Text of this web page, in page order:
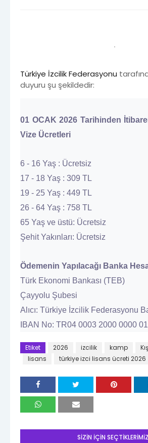
Türkiye İzcilik Federasyonu
duyuru şu şekildedir:
01 OCAK 2026 Tarihinden
Vize Ücretleri
6 - 16 Yaş : Ücretsiz
17 - 18 Yaş : 309 TL
19 - 25 Yaş : 449 TL
26 - 64 Yaş : 758 TL
65 Yaş ve üstü: Ücretsiz
Şehit Yakınları: Ücretsiz
Ödemenin Yapılacağı Banka
Türk Ekonomi Bankası (TEB)
Çayyolu Şubesi
Alıcı: Türkiye İzcilik Federasyonu
IBAN No: TR04 0003 2000 0000
Etiket 2026 izcilik kamp
lisans
türkiye izci lisans ücreti 2026
SİZİN İÇİN SEÇTİKLERİMİZ